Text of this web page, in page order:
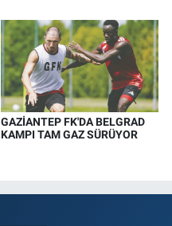
GAZİANTEP FK'DA BELGRAD
KAMPI TAM GAZ SÜRÜYOR